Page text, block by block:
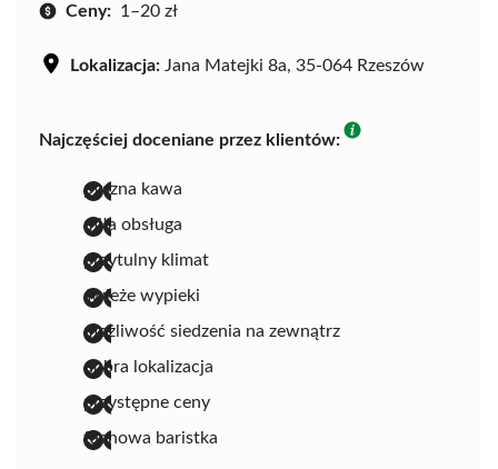
Ceny: 1–20 zł
Lokalizacja: Jana Matejki 8a, 35-064 Rzeszów
Najczęściej doceniane przez klientów:
pyszna kawa
miła obsługa
przytulny klimat
świeże wypieki
możliwość siedzenia na zewnątrz
dobra lokalizacja
przystępne ceny
fachowa baristka